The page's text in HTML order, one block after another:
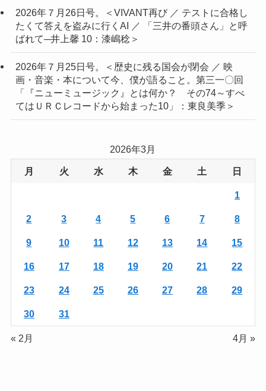
2026年７月26日号。＜VIVANT再び ／ テストに合格し
たくて答えを盗みに行くAI ／ 「三井の番頭さん」と呼
ばれて─井上馨 10：漆嶋稔＞
2026年７月25日号。＜歴史に残る国会が閉会 ／ 映
画・音楽・本について今、僕が語ること。第三一〇回
「『ニューミュージック』とは何か？ その74～すべ
てはＵＲＣレコードから始まった10」：東良美季＞
2026年3月
月 火 水 木 金 土 日
1
2 3 4 5 6 7 8
9 10 11 12 13 14 15
16 17 18 19 20 21 22
23 24 25 26 27 28 29
30 31
« 2月 4月 »